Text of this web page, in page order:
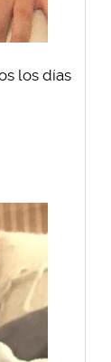
los días